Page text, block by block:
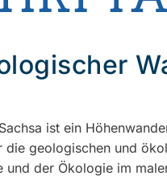
ist ein
geologischen und
der Ökologie im